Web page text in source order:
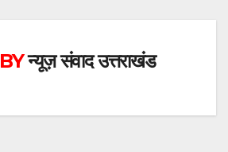
BYन्यूज़ संवाद उत्तराखंड